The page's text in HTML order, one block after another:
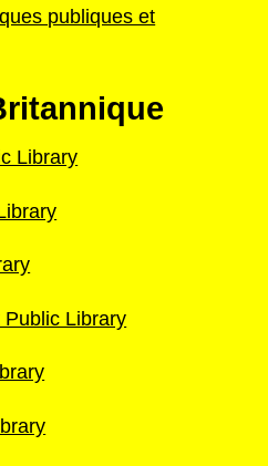
publiques et
Library
Library